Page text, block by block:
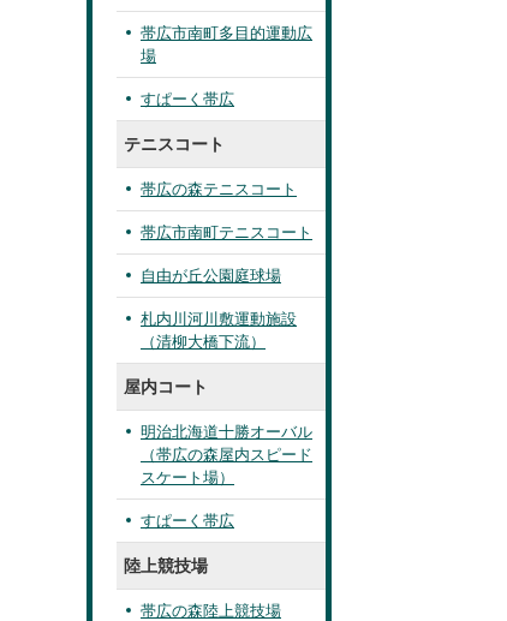
帯広市南町多目的運動広
場
すぱーく帯広
テニスコート
帯広の森テニスコート
帯広市南町テニスコート
自由が丘公園庭球場
札内川河川敷運動施設
（清柳大橋下流）
屋内コート
明治北海道十勝オーバル
（帯広の森屋内スピード
スケート場）
すぱーく帯広
陸上競技場
帯広の森陸上競技場